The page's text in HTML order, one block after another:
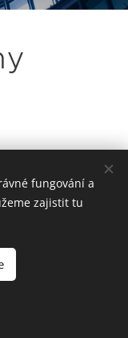
fungování a
zajistit tu